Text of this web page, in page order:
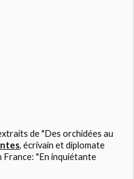
de "Des orchidées au
, écrivain et diplomate
France: "En inquiétante